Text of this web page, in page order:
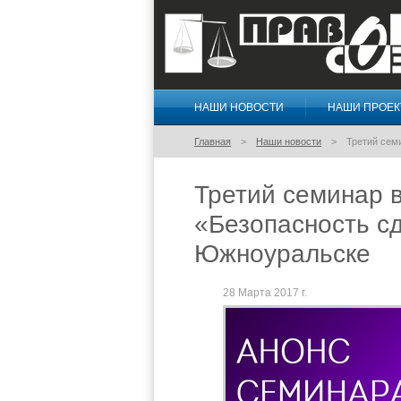
Правосознание
НАШИ НОВОСТИ НАШИ
Главная Наши новости Третий
Третий семинар
«Безопасность
Южноуральске
28 Марта 2017 г.